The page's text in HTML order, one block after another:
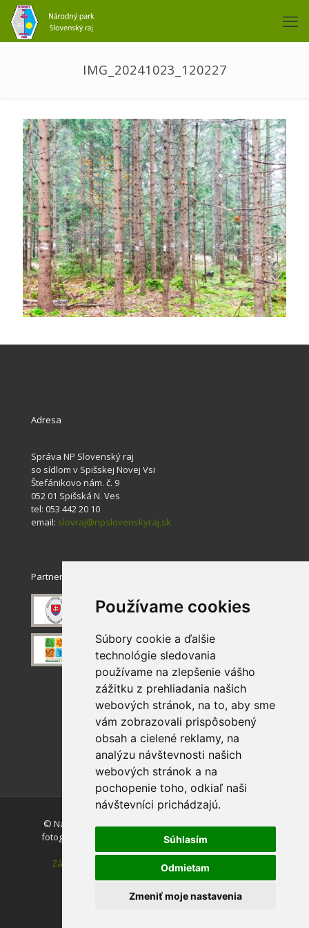
Používame cookies
Súbory cookie a ďalšie
technológie sledovania
používame na zlepšenie vášho
zážitku z prehliadania našich
webových stránok, na to, aby sme
vám zobrazovali prispôsobený
obsah a cielené reklamy, na
analýzu návštevnosti našich
webových stránok a na
pochopenie toho, odkiaľ naši
návštevníci prichádzajú.
Súhlasím
Odmietam
Zmeniť moje nastavenia
IMG_20241023_120227
Adresa
Správa NP Slovenský raj
so sídlom v Spišskej Novej Vsi
Štefánikovo nám. č. 9
052 01 Spišská N. Ves
tel: 053 442 20 10
email: slovraj@npslovenskyraj.sk
Partneri
© Národný park Slovenský raj. Akékoľvek používanie
fotografií a máp z tejto stránky je bez súhlasu autorov
zakázané.
Zásady ochrany osobných údajov|Vyhlásenie o
prístupnosti
Nastavenie cookies